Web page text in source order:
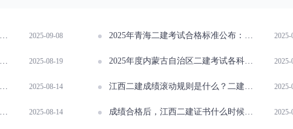
2025-09-08 2025年青海二建考试合格标准公布：建筑48分，其它专业均50分 2025-
2025-08-19 2025年度内蒙古自治区二建考试各科目合格标准公布 2025-
2025-08-14 江西二建成绩滚动规则是什么？二建考试一门没过怎么办？ 2025-
2025-08-14 成绩合格后，江西二建证书什么时候可以领取？ 2025-